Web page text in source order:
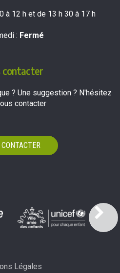
à 12 h et de 13 h 30 à 17 h
: Fermé
contacter
? Une suggestion ? N'hésitez
contacter
Légales